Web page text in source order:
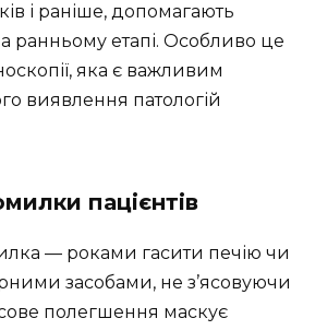
і раніше, допомагають
ранньому етапі. Особливо це
яка є важливим
виявлення патологій
пацієнтів
— роками гасити печію чи
засобами, не з’ясовуючи
полегшення маскує